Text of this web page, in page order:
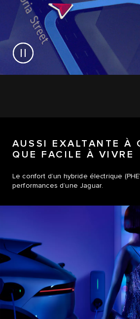
AUSSI EXALTANTE À
QUE FACILE À VIVRE
Le confort d’un hybride électrique
performances d’une Jaguar.